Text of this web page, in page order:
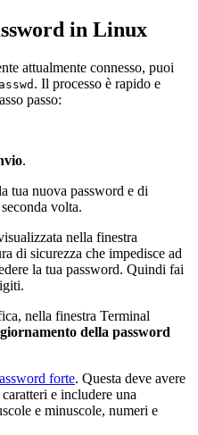
in Linux
attualmente connesso, puoi
. Il processo è rapido e
passo:
.
tua nuova password e di
volta.
nella finestra
di sicurezza che impedisce ad
la tua password. Quindi fai
nella finestra Terminal
della password
forte. Questa deve avere
e includere una
e minuscole, numeri e